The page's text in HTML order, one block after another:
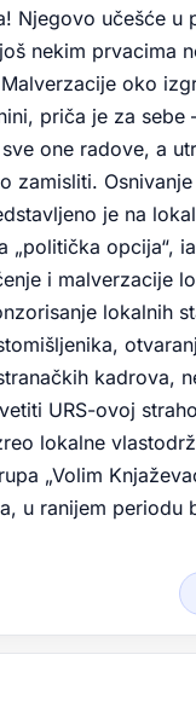
Njegovo učešće u
nekim prvacima
oko
priča je za sebe
one radove, a
zamisliti.
je na
„politička opcija“,
i malverzacije
lokalnih
kadrova,
URS-ovoj
lokalne
„Volim
u ranijem periodu